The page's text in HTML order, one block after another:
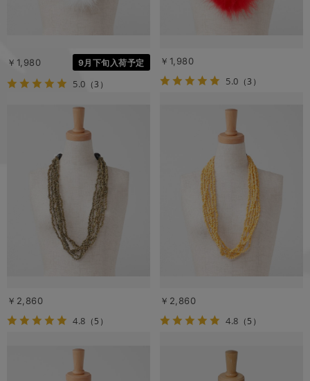
￥1,980 9月下旬入荷予定
5.0 （3）
￥1,980
5.0 （3）
￥2,860
4.8 （5）
￥2,860
4.8 （5）